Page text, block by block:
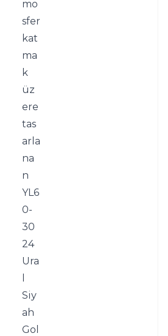
mo
sfer
kat
ma
k
üz
ere
tas
arla
na
n
YL6
0-
30
24
Ura
Siy
ah
Gol